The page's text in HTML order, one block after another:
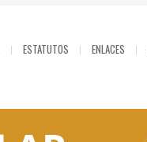
ESTATUTOS ENLACES